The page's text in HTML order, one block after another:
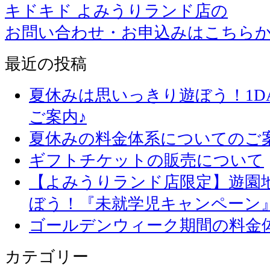
キドキド よみうりランド店の
お問い合わせ・お申込みはこちら
最近の投稿
夏休みは思いっきり遊ぼう！
ご案内♪
夏休みの料金体系についてのご
ギフトチケットの販売について
【よみうりランド店限定】遊
ぼう！『未就学児キャンペーン
ゴールデンウィーク期間の料金
カテゴリー